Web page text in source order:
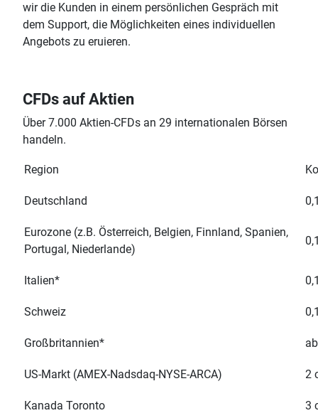
wir die Kunden in einem persönlichen Gespräch mit
dem Support, die Möglichkeiten eines individuellen
Angebots zu eruieren.
CFDs auf Aktien
Über 7.000 Aktien-CFDs an 29 internationalen Börsen
handeln.
Region
Deutschland
Eurozone (z.B. Österreich, Belgien, Finnland, Spanien,
Portugal, Niederlande)
Italien*
Schweiz
Großbritannien*
US-Markt (AMEX-Nadsdaq-NYSE-ARCA) 2
Kanada Toronto 3